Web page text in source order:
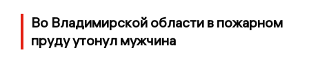
Во Владимирской области в пожарном
пруду утонул мужчина